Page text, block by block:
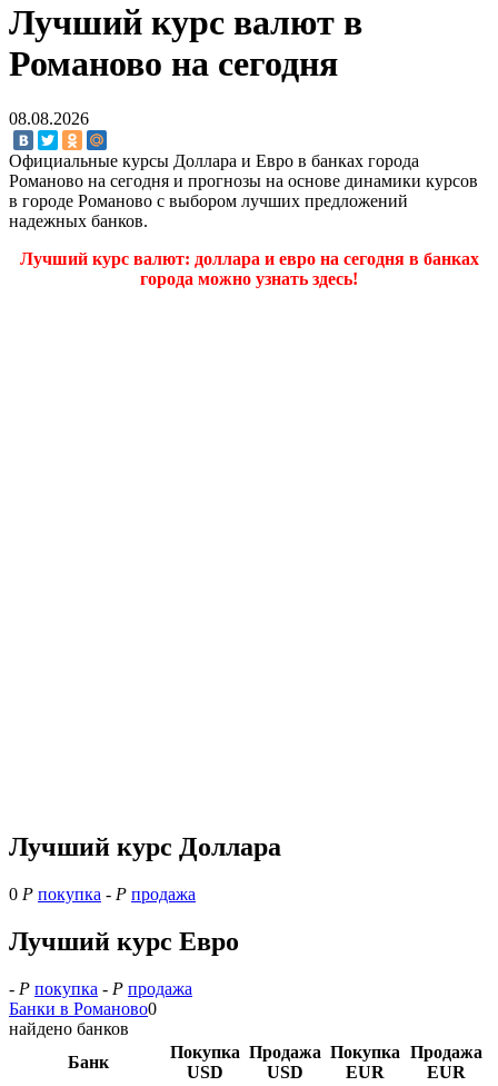
Лучший курс валют в
Романово на сегодня
08.08.2026
Официальные курсы Доллара и Евро в банках города
Романово на сегодня и прогнозы на основе динамики курсов
в городе Романово с выбором лучших предложений
надежных банков.
Лучший курс валют: доллара и евро на сегодня в банках
города можно узнать здесь!
Лучший курс Доллара
0 Р покупка - Р продажа
Лучший курс Евро
- Р покупка - Р продажа
Банки в Романово0
найдено банков
Банк
Покупка
USD
Продажа
USD
Покупка
EUR
Продажа
EUR